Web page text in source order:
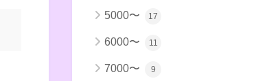
5000〜 17
6000〜 11
7000〜 9